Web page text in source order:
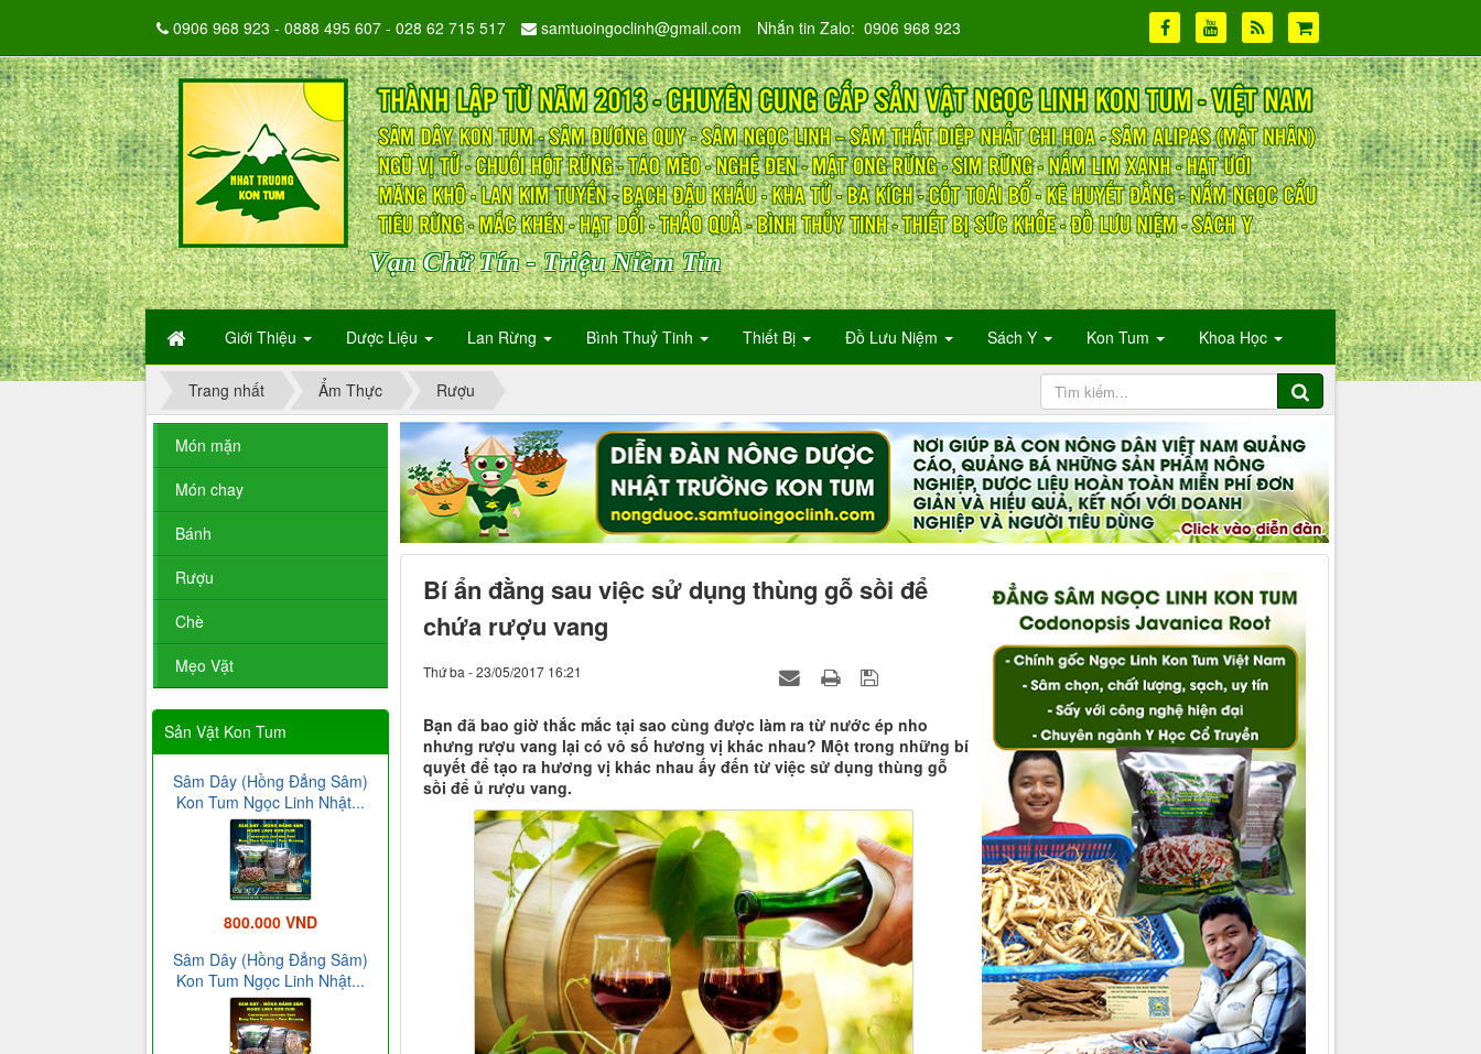
Vạn Chữ Tín - Triệu Niềm Tin
Giới Thiệu Dược Liệu Lan Rừng Bình Thuỷ Tinh Thiết Bị Đồ Lưu Niệm Sách Y Kon Tum Khoa Học
0906 968 923 - 0888 495 607 - 028 62 715 517 samtuoingoclinh@gmail.com Nhắn tin Zalo: 0906 968 923
Trang nhất Ẩm Thực Rượu
Bí ẩn đằng sau việc sử dụng thùng gỗ sồi để
chứa rượu vang
Thứ ba - 23/05/2017 16:21
Bạn đã bao giờ thắc mắc tại sao cùng được làm ra từ nước ép nho
nhưng rượu vang lại có vô số hương vị khác nhau? Một trong những bí
quyết để tạo ra hương vị khác nhau ấy đến từ việc sử dụng thùng gỗ
sồi để ủ rượu vang.
Món mặn
Món chay
Bánh
Rượu
Chè
Mẹo Vặt
Sản Vật Kon Tum
Sâm Dây (Hồng Đẳng Sâm)
Kon Tum Ngọc Linh Nhật...
800.000 VND
Sâm Dây (Hồng Đẳng Sâm)
Kon Tum Ngọc Linh Nhật...